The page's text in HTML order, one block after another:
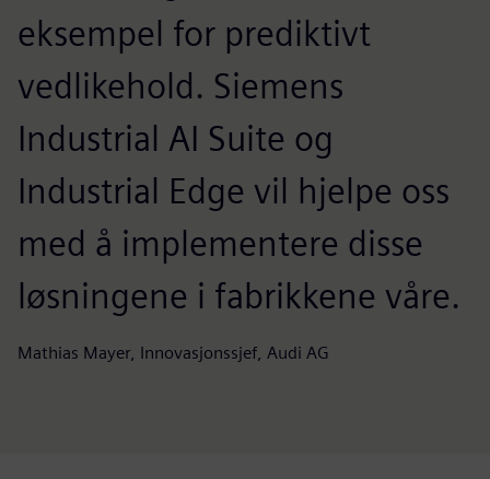
eksempel for prediktivt
vedlikehold. Siemens
Industrial AI Suite og
Industrial Edge vil hjelpe oss
med å implementere disse
løsningene i fabrikkene våre.
Mathias Mayer, Innovasjonssjef, Audi AG